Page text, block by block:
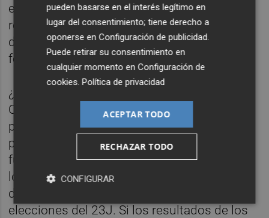
este diario, ha retomado algún contacto con
referentes próximos al 'ximismo' para poner
de manifiesto su vuelta al ruedo en la
federación valenciana.
¿Significa esto que el ex secretario de
Organización del PSOE pretende 'jugar' en
primera persona al liderazgo del PSPV? No
parece esa la intención inicial. Distintas
fuentes consultadas por este diario sitúan
los movimientos de Ábalos en el escenario
de incertidumbre que se dibuja ante las
elecciones del 23J. Si los resultados de los
pueden basarse en el interés legítimo en
lugar del consentimiento; tiene derecho a
oponerse enConfiguración de publicidad
Puede retirar su consentimiento en
cualquier momento enConfiguración de
cookies .Política de privacidad
ACEPTAR TODO
RECHAZAR TODO
CONFIGURAR